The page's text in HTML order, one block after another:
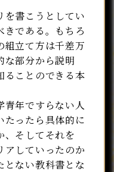
書こうとしてい
きである。もちろ
組立て方は千差万
な部分から説明
ることのできる本
年ですらない人
たったら具体的に
、そしてそれを
アしていったのか
とない教科書とな